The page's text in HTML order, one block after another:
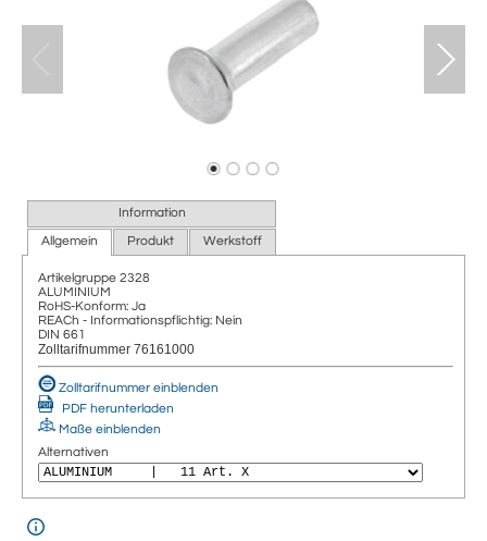
Information
Allgemein
Produkt Werkstoff
Artikelgruppe 2328
ALUMINIUM
RoHS-Konform: Ja
REACh - Informationspflichtig: Nein
DIN 661
Zolltarifnummer 76161000
Zolltarifnummer einblenden
PDF herunterladen
Maße einblenden
Alternativen